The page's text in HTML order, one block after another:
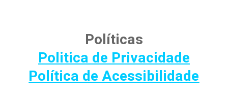
Políticas
Politica de Privacidade
Política de Acessibilidade